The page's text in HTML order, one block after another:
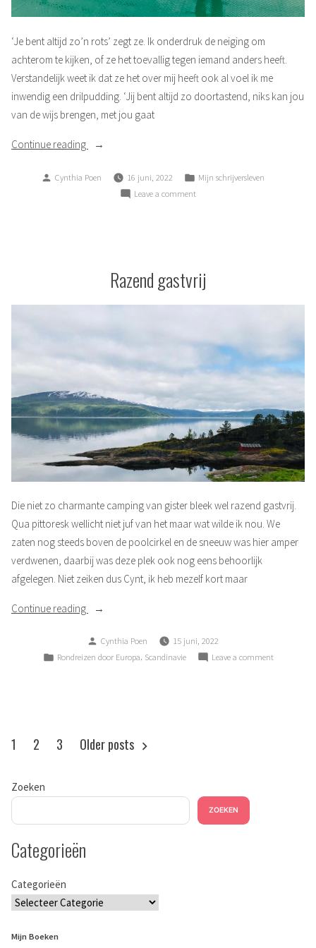
‘Je bent altijd zo’n rots’ zegt ze. Ik onderdruk de neiging om
achterom te kijken, of ze het toevallig tegen iemand anders heeft.
Verstandelijk weet ik dat ze het over mij heeft ook al voel ik me
inwendig een drilpudding. ‘Jij bent altijd zo doortastend, niks kan jou
van de wijs brengen, met jou gaat
Continue reading “Ongenaakbaar”
Posted
Cynthia Poen 16 juni, 2022
Posted
Mijn schrijversleven
Leave a commenton
Razend gastvrij
Die niet zo charmante camping van gister bleek wel razend gastvrij.
Qua pittoresk wellicht niet juf van het maar wat wilde ik nou. We
zaten nog steeds boven de poolcirkel en de sneeuw was hier amper
verdwenen, daarbij was deze plek ook nog eens behoorlijk
afgelegen. Niet zeiken dus Cynt, ik heb mezelf kort maar
Continue reading
“Razend
Posted
by
Cynthia Poen
15 juni, 2022
Posted
Rondreizen door Europa, Scandinavie Leave a commenton
Berichten
1 2 3 Older posts
Zoeken
ZOEKEN
Categorieën
Categorieën
Mijn Boeken